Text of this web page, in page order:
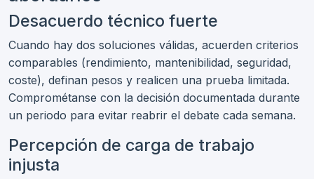
Desacuerdo técnico fuerte
Cuando hay dos soluciones válidas, acuerden criterios
comparables (rendimiento, mantenibilidad, seguridad,
coste), definan pesos y realicen una prueba limitada.
Comprométanse con la decisión documentada durante
un periodo para evitar reabrir el debate cada semana.
Percepción de carga de trabajo
injusta